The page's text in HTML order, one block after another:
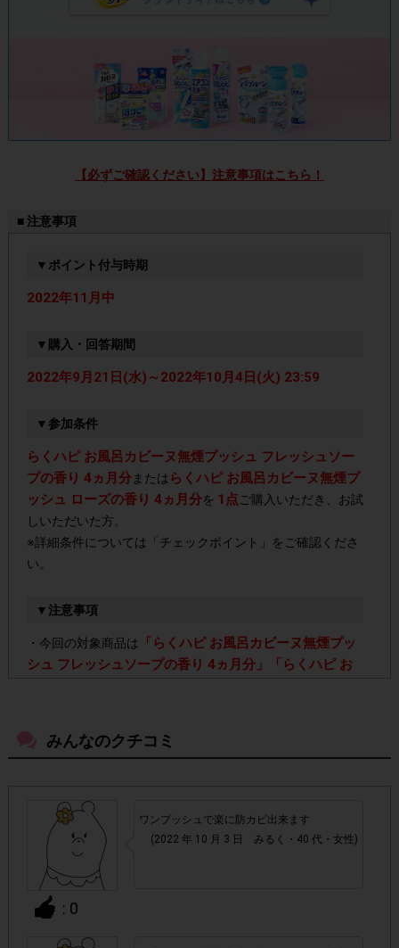
【必ずご確認ください】注意事項はこちら！
■ 注意事項
▼ポイント付与時期
2022年11月中
▼購入・回答期間
2022年9月21日(水)～2022年10月4日(火) 23:59
▼参加条件
らくハピ お風呂カビーヌ無煙プッシュ フレッシュソー
プの香り 4ヵ月分または らくハピ お風呂カビーヌ無煙プ
ッシュ ローズの香り 4ヵ月分を 1点 ご購入いただき、お試
しいただいた方。
※詳細条件については「チェックポイント」をご確認くださ
い。
▼注意事項
・今回の対象商品は
「らくハピ お風呂カビーヌ無煙プッ
シュ フレッシュソープの香り 4ヵ月分」「らくハピ お
・よく売っているお店以外の店舗でもご購入いただけま
・店舗によって取扱いのない場合があります。予めご了承く
ださい。
・参加(申し込み)を回答前にしていただければ、募集人数が
上限に達しても、掲載期間内のアンケート回答が可能です。
みんなのクチコミ
: 0
ワンプッシュで楽に防カビ出来ます
(2022 年 10 月 3 日 みるく・40 代・女性)